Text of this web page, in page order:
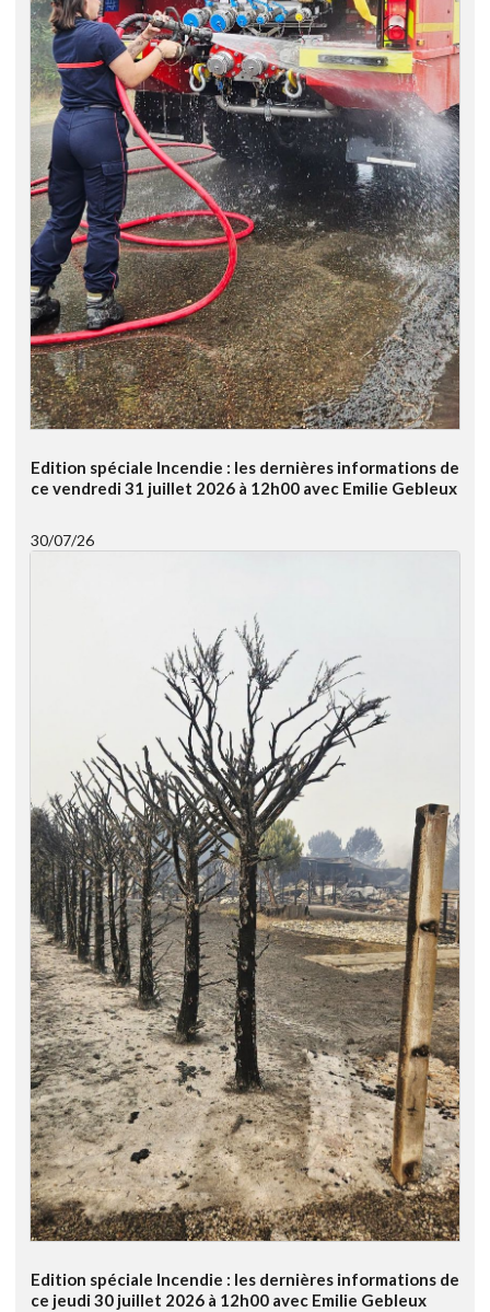
Edition spéciale Incendie : les dernières informations de
ce vendredi 31 juillet 2026 à 12h00 avec Emilie Gebleux
30/07/26
Edition spéciale Incendie : les dernières informations de
ce jeudi 30 juillet 2026 à 12h00 avec Emilie Gebleux